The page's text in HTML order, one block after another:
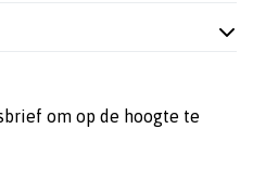
om op de hoogte te